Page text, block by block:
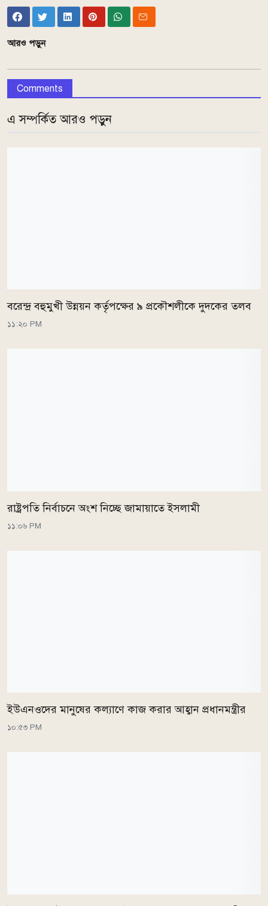
আরও পড়ুন
Comments
এ সম্পর্কিত আরও পড়ুন
বরেন্দ্র বহুমুখী উন্নয়ন কর্তৃপক্ষের ৯ প্রকৌশলীকে দুদকের তলব
১১:২০ PM
রাষ্ট্রপতি নির্বাচনে অংশ নিচ্ছে জামায়াতে ইসলামী
১১:০৬ PM
ইউএনওদের মানুষের কল্যাণে কাজ করার আহ্বান প্রধানমন্ত্রীর
১০:৫৩ PM